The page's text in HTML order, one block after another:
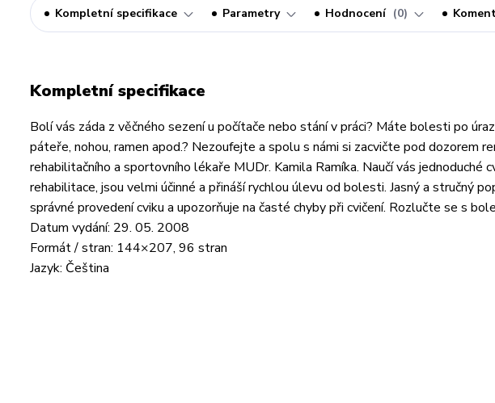
Kompletní specifikace Parametry Hodnocení 0
Kompletní specifikace
Bolí vás záda z věčného sezení u počítače nebo stání v práci? Máte bolesti po
páteře, nohou, ramen apod.? Nezoufejte a spolu s námi si zacvičte pod dozorem
rehabilitačního a sportovního lékaře MUDr. Kamila Ramíka. Naučí vás jednoduché
rehabilitace, jsou velmi účinné a přináší rychlou úlevu od bolesti. Jasný a stručný
správné provedení cviku a upozorňuje na časté chyby při cvičení. Rozlučte se s
Datum vydání: 29. 05. 2008
Formát / stran: 144×207, 96 stran
Jazyk: Čeština